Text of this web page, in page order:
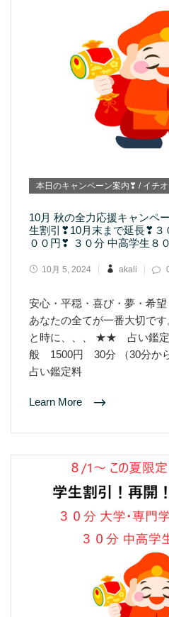
本日のキャンペーン案内❣ / イチ
10月 秋の全力応援キャンペ
生割引❣10月末まで延長❣３
００円❣ ３０分 中高学生８
10月 5, 2024 akali
安心・平穏・喜び・夢・希
あなたの全てが一番大切で
と時に、、、 ★★ 占い
般 1500円 30分 （30分から
占い鑑定料
Learn More